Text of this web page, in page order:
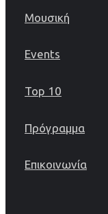
Μουσική
Events
Top 10
Πρόγραμμα
Επικοινωνία